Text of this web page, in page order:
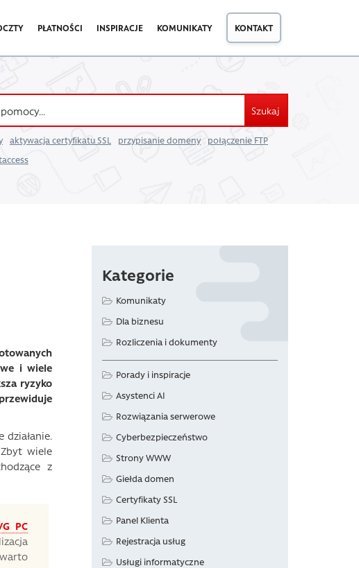
PŁATNOŚCI INSPIRACJE KOMUNIKATY KONTAKT
Szukaj
aktywacja certyfikatu SSL przypisanie domeny
połączenie FTP
i wiele
ryzyko
wiele
z
PC
Kategorie
Komunikaty
Dla biznesu
Rozliczenia i dokumenty
Porady i inspiracje
Asystenci AI
Rozwiązania serwerowe
Cyberbezpieczeństwo
Strony WWW
Giełda domen
Certyfikaty SSL
Panel Klienta
Rejestracja usług
Usługi informatyczne